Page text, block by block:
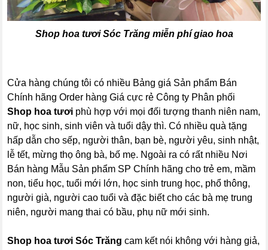
Shop hoa tươi Sóc Trăngmiễn phí giao hoa
Cửa hàng chúng tôi có nhiều Bảng giá Sản phẩm Bán
Chính hãng Order hàng Giá cực rẻ Công ty Phân phối
Shop hoa tươi phù hợp với mọi đối tượng thanh niên nam,
nữ, học sinh, sinh viên và tuổi dậy thì. Có nhiều quà tặng
hấp dẫn cho sếp, người thân, bạn bè, người yêu, sinh nhật,
lễ tết, mừng thọ ông bà, bố mẹ. Ngoài ra có rất nhiều Nơi
Bán hàng Mẫu Sản phẩm SP Chính hãng cho trẻ em, mầm
non, tiểu học, tuổi mới lớn, học sinh trung học, phổ thông,
người già, người cao tuổi và đặc biết cho các bà mẹ trung
niên, người mang thai có bầu, phụ nữ mới sinh.
Shop hoa tươi Sóc Trăng cam kết nói không với hàng giả,